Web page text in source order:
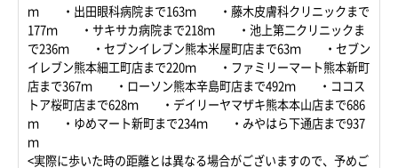
ｍ ・出田眼科病院まで163ｍ ・藤木皮膚科クリニックまで
177ｍ ・サキサカ病院まで218ｍ ・池上第二クリニックま
で236ｍ ・セブンイレブン熊本米屋町店まで63ｍ ・セブン
イレブン熊本細工町店まで220ｍ ・ファミリーマート熊本新町
店まで367ｍ ・ローソン熊本辛島町店まで492ｍ ・ココス
トア桜町店まで628ｍ ・デイリーヤマザキ熊本本山店まで686
ｍ ・ゆめマート新町まで234ｍ ・みやはら下通店まで937
ｍ
<実際に歩いた時の距離とは異なる場合がございますので、予めご